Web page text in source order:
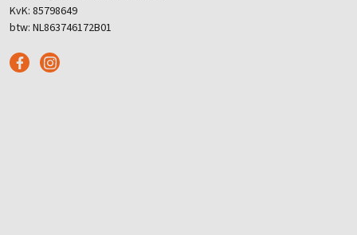
KvK: 85798649
btw: NL863746172B01